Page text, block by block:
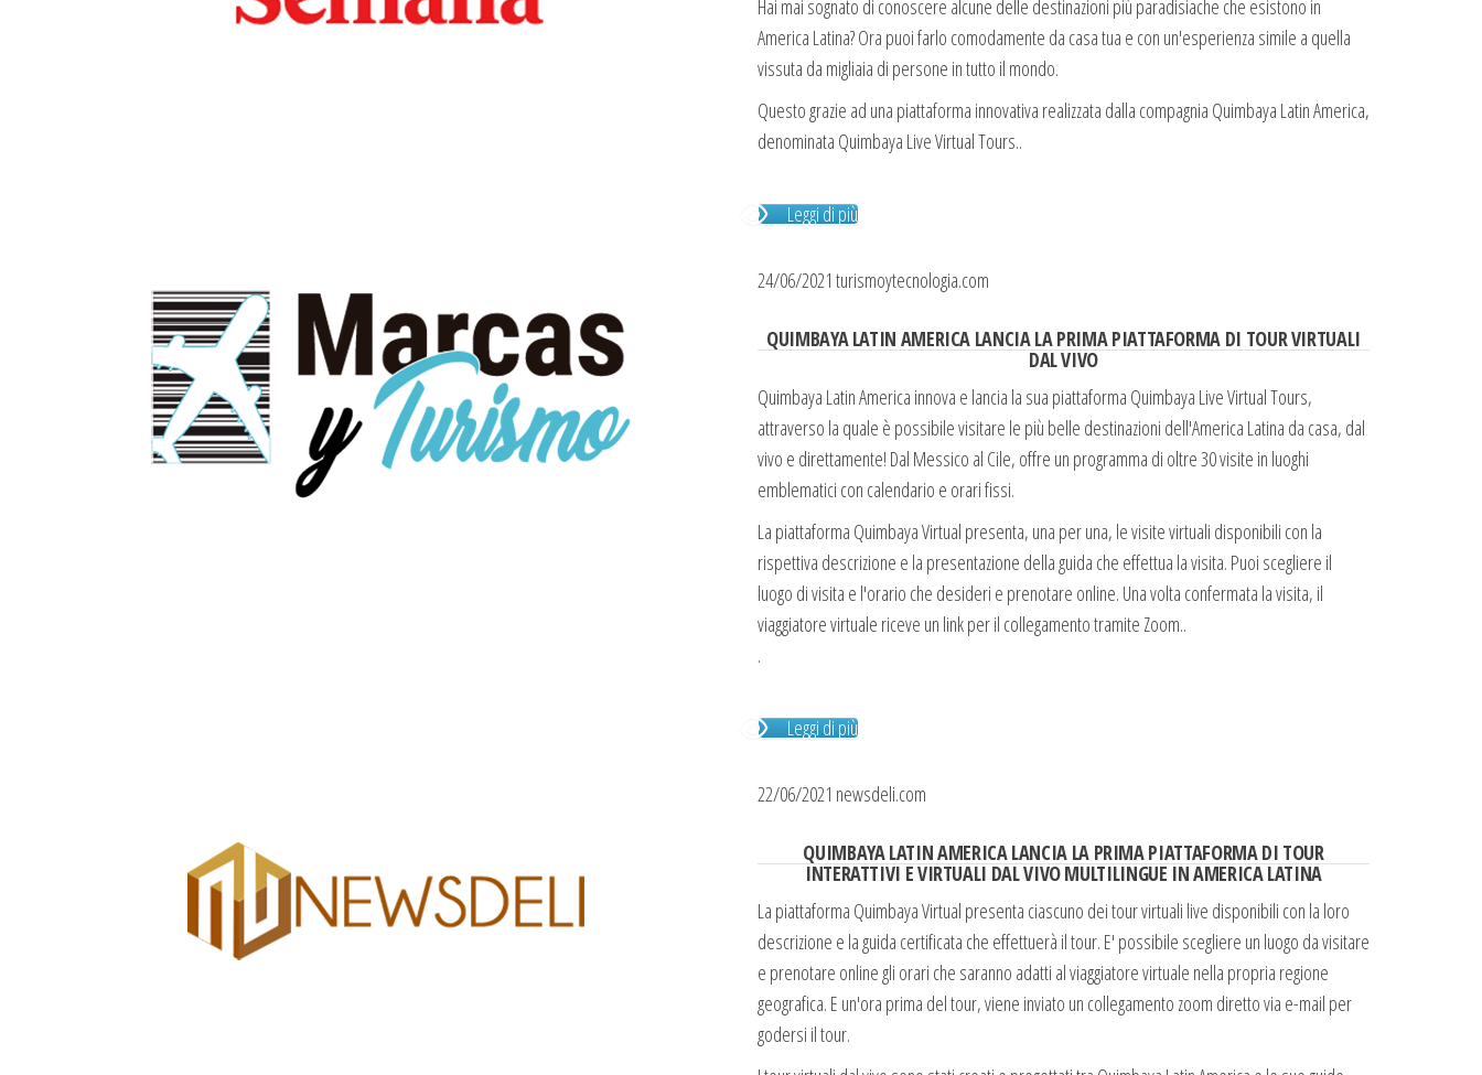
Hai mai sognato di conoscere alcune delle destinazioni più paradisiache che esistono in
America Latina? Ora puoi farlo comodamente da casa tua e con un'esperienza simile a quella
vissuta da migliaia di persone in tutto il mondo.
Questo grazie ad una piattaforma innovativa realizzata dalla compagnia Quimbaya Latin America,
denominata Quimbaya Live Virtual Tours..
Leggi di più
24/06/2021 turismoytecnologia.com
QUIMBAYA LATIN AMERICA LANCIA LA PRIMA PIATTAFORMA DI TOUR VIRTUALI
DAL VIVO
Quimbaya Latin America innova e lancia la sua piattaforma Quimbaya Live Virtual Tours,
attraverso la quale è possibile visitare le più belle destinazioni dell'America Latina da casa, dal
vivo e direttamente! Dal Messico al Cile, offre un programma di oltre 30 visite in luoghi
emblematici con calendario e orari fissi.
La piattaforma Quimbaya Virtual presenta, una per una, le visite virtuali disponibili con la
rispettiva descrizione e la presentazione della guida che effettua la visita. Puoi scegliere il
luogo di visita e l'orario che desideri e prenotare online. Una volta confermata la visita, il
viaggiatore virtuale riceve un link per il collegamento tramite Zoom..
.
Leggi di più
22/06/2021 newsdeli.com
QUIMBAYA LATIN AMERICA LANCIA LA PRIMA PIATTAFORMA DI TOUR
INTERATTIVI E VIRTUALI DAL VIVO MULTILINGUE IN AMERICA LATINA
La piattaforma Quimbaya Virtual presenta ciascuno dei tour virtuali live disponibili con la loro
descrizione e la guida certificata che effettuerà il tour. E' possibile scegliere un luogo da visitare
e prenotare online gli orari che saranno adatti al viaggiatore virtuale nella propria regione
geografica. E un'ora prima del tour, viene inviato un collegamento zoom diretto via e-mail per
godersi il tour.